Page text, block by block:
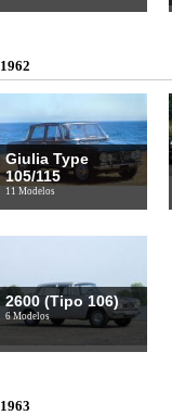
1962
Giulia Type
105/115
11 Modelos
2600 (Tipo 106)
6 Modelos
1963